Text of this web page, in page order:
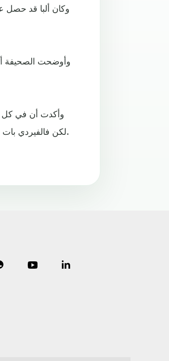
وكان ألبا قد حصل
وأوضحت الصحيفة
وأكدت أن في كل
لكن فالفيردي بات مضطرًا للجوء إلى اختيار روبيرتو أو سيميدو لشغل المركز مجددًا أمام بيلباو.